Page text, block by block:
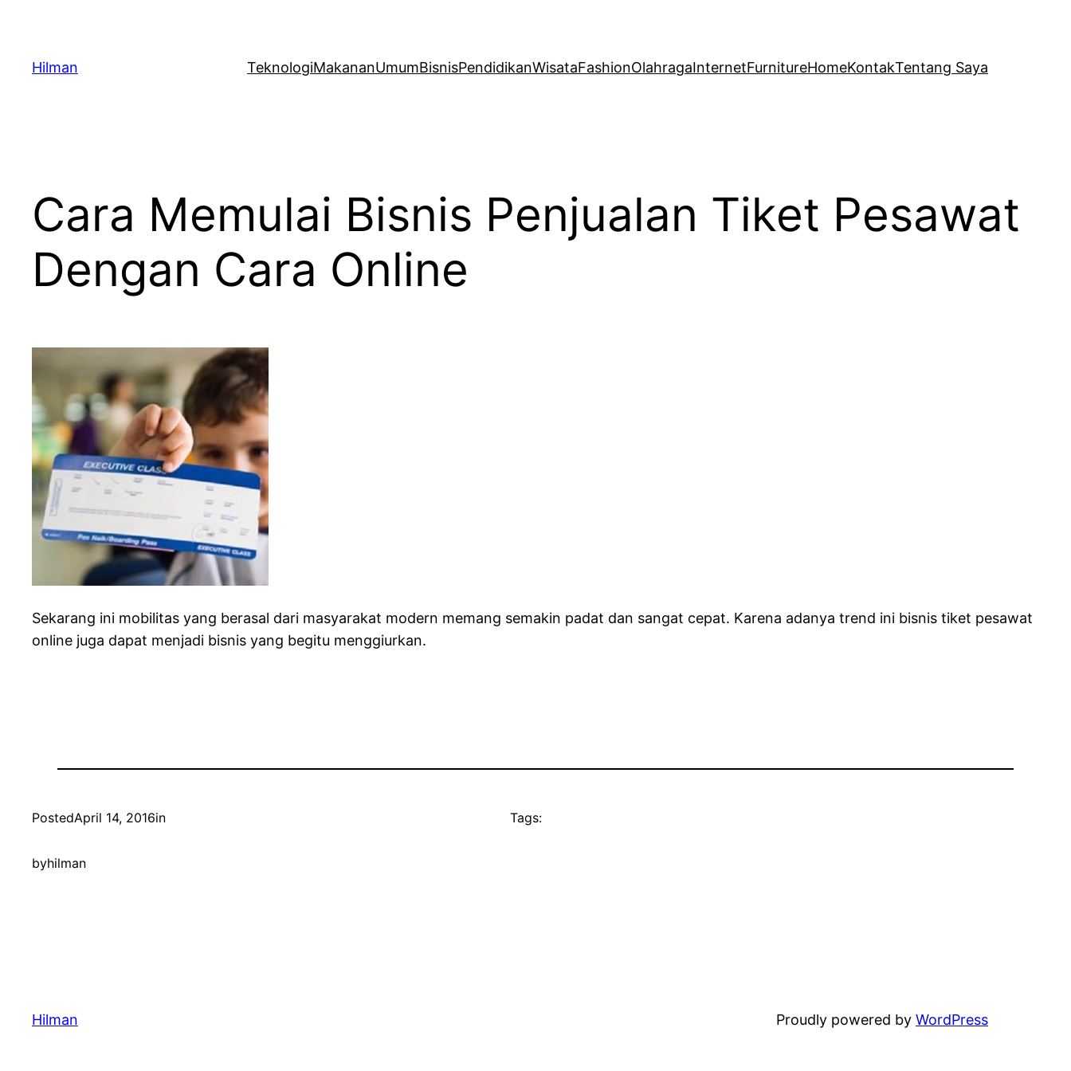
content
Hilman TeknologiMakananUmumBisnisPendidikanWisataFashionOlahragaInternetFurnitureHomeKontakTentang Saya
Cara Memulai Bisnis Penjualan Tiket Pesawat
Dengan Cara Online
Sekarang ini mobilitas yang berasal dari masyarakat modern memang semakin padat dan sangat cepat. Karena adanya trend ini bisnis tiket pesawat
online juga dapat menjadi bisnis yang begitu menggiurkan.
PostedApril 14, 2016in
byhilman
Tags:
Hilman Proudly powered by WordPress